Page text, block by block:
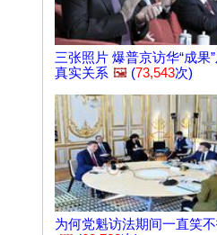
三张照片 爆普京访华“成果
真实关系 🖼️ (73,543次)
为何党魁访法期间一直笑